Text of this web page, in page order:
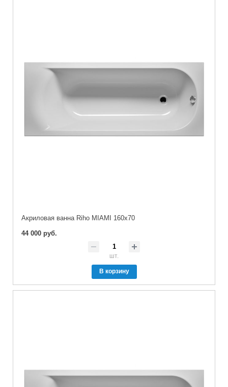
Акриловая ванна Riho MIAMI 160x70
44 000 руб.
шт.
В корзину